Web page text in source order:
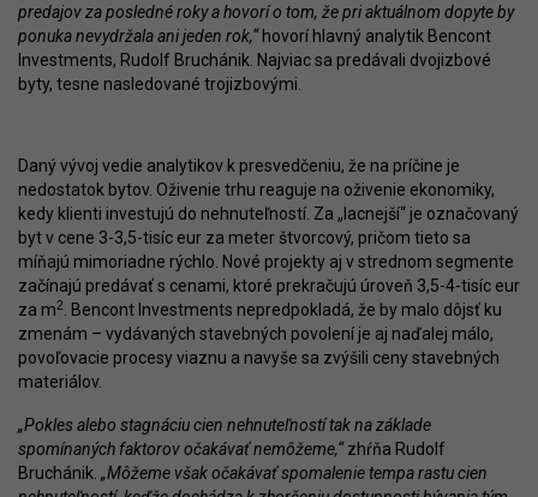
predajov za posledné roky a hovorí o tom, že pri aktuálnom dopyte by
ponuka nevydržala ani jeden rok,“hovorí hlavný analytik Bencont
Investments, Rudolf Bruchánik. Najviac sa predávali dvojizbové
byty, tesne nasledované trojizbovými.
Daný vývoj vedie analytikov k presvedčeniu, že na príčine je
nedostatok bytov. Oživenie trhu reaguje na oživenie ekonomiky,
kedy klienti investujú do nehnuteľností. Za „lacnejší“ je označovaný
byt v cene 3-3,5-tisíc eur za meter štvorcový, pričom tieto sa
míňajú mimoriadne rýchlo. Nové projekty aj v strednom segmente
začínajú predávať s cenami, ktoré prekračujú úroveň 3,5-4-tisíc eur
za m2
. Bencont Investments nepredpokladá, že by malo dôjsť ku
zmenám – vydávaných stavebných povolení je aj naďalej málo,
povoľovacie procesy viaznu a navyše sa zvýšili ceny stavebných
materiálov.
„Pokles alebo stagnáciu cien nehnuteľností tak na základe
spomínaných faktorov očakávať nemôžeme,“zhŕňa Rudolf
Bruchánik. „Môžeme však očakávať spomalenie tempa rastu cien